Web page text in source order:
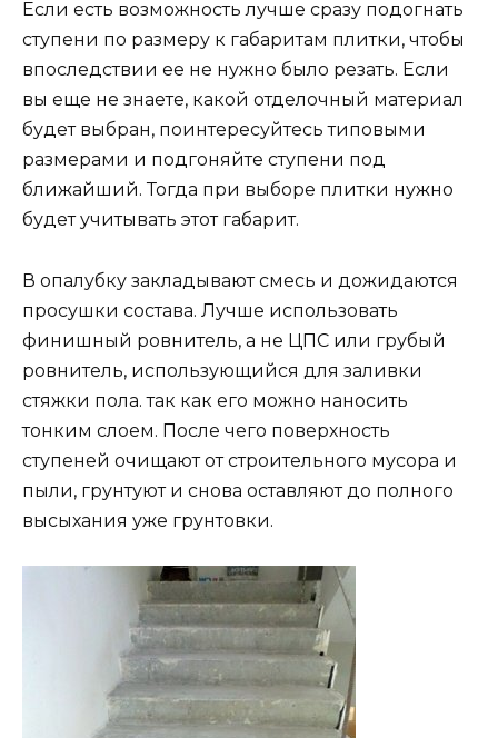
Если есть возможность лучше сразу подогнать
ступени по размеру к габаритам плитки, чтобы
впоследствии ее не нужно было резать. Если
вы еще не знаете, какой отделочный материал
будет выбран, поинтересуйтесь типовыми
размерами и подгоняйте ступени под
ближайший. Тогда при выборе плитки нужно
будет учитывать этот габарит.
В опалубку закладывают смесь и дожидаются
просушки состава. Лучше использовать
финишный ровнитель, а не ЦПС или грубый
ровнитель, использующийся для заливки
стяжки пола. так как его можно наносить
тонким слоем. После чего поверхность
ступеней очищают от строительного мусора и
пыли, грунтуют и снова оставляют до полного
высыхания уже грунтовки.